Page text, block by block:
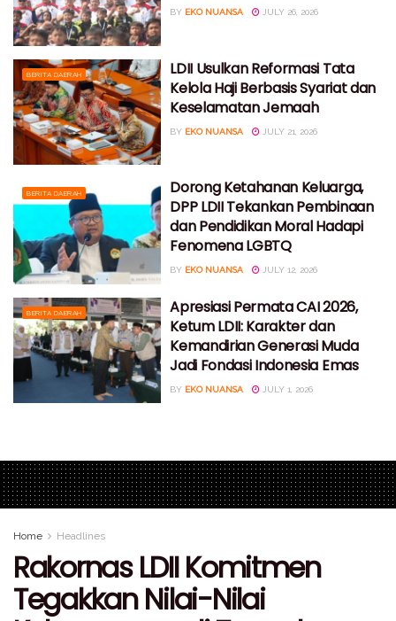
BY EKO NUANSA JULY 26, 2026
BERITA DAERAH
LDII Usulkan Reformasi Tata
Kelola Haji Berbasis Syariat dan
Keselamatan Jemaah
BY EKO NUANSA JULY 21, 2026
BERITA DAERAH
Dorong Ketahanan Keluarga,
DPP LDII Tekankan Pembinaan
dan Pendidikan Moral Hadapi
Fenomena LGBTQ
BY EKO NUANSA JULY 12, 2026
BERITA DAERAH
Apresiasi Permata CAI 2026,
Ketum LDII: Karakter dan
Kemandirian Generasi Muda
Jadi Fondasi Indonesia Emas
BY EKO NUANSA JULY 1, 2026
Home Headlines
Rakornas LDII Komitmen
Tegakkan Nilai-Nilai